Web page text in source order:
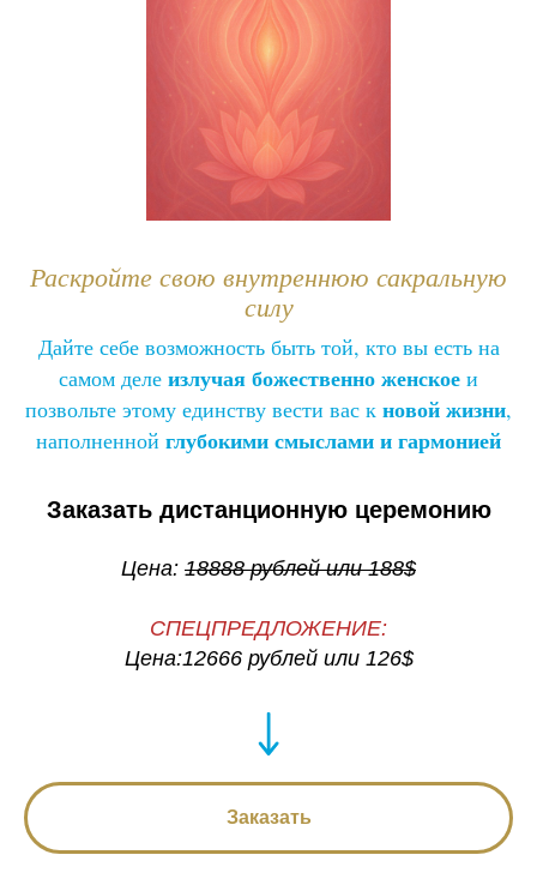
Раскройте свою внутреннюю сакральную
силу
Дайте себе возможность быть той, кто вы есть на
самом деле излучая божественно женское и
позвольте этому единству вести вас к новой жизни,
наполненной глубокими смыслами и гармонией
Заказать дистанционную церемонию
Цена: 18888рублей или188$
СПЕЦПРЕДЛОЖЕНИЕ:
Цена:12666рублей или 126$
Заказать